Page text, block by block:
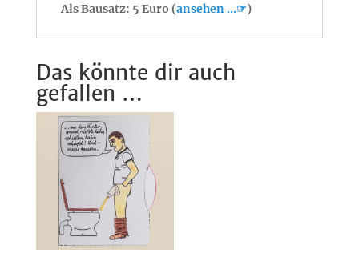
Als Bausatz: 5 Euro (ansehen …☞)
Das könnte dir auch
gefallen …